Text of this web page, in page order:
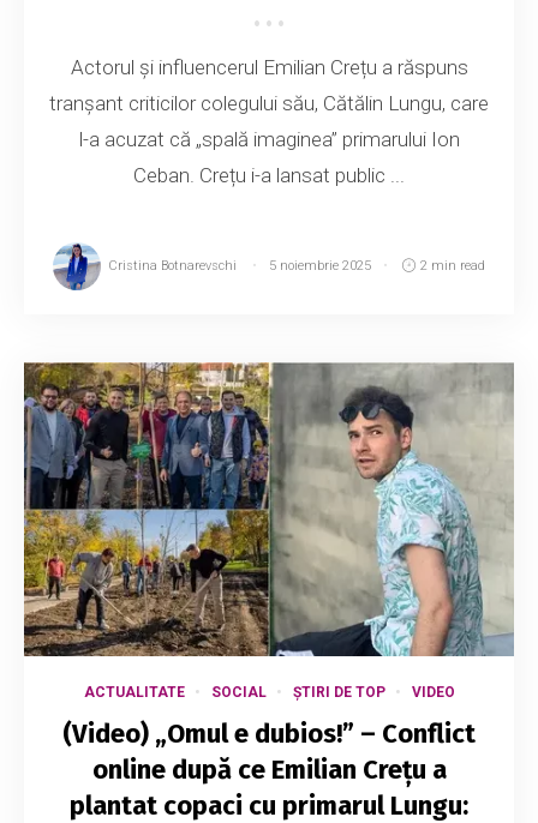
Actorul și influencerul Emilian Crețu a răspuns
tranșant criticilor colegului său, Cătălin Lungu, care
l-a acuzat că „spală imaginea” primarului Ion
Ceban. Crețu i-a lansat public ...
Cristina Botnarevschi 5 noiembrie 2025 2 min read
ACTUALITATE SOCIAL ȘTIRI DE TOP VIDEO
(Video) „Omul e dubios!” – Conflict
online după ce Emilian Crețu a
plantat copaci cu primarul Lungu: